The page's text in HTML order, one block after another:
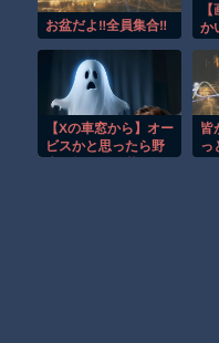
【動画】これは怖い。三
【動画】世界一過酷なオ
【悲報】テレ東の若手女
ｗｗｗｗ
お盆だよ‼全員集合‼
か
【Xの車窓から】オー
ビスかと思ったら野
皆
っ